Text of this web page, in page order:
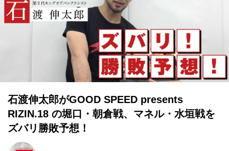
石渡伸太郎がGOOD SPEED presents
RIZIN.18 の堀口・朝倉戦、マネル・水垣戦を
ズバリ勝敗予想！